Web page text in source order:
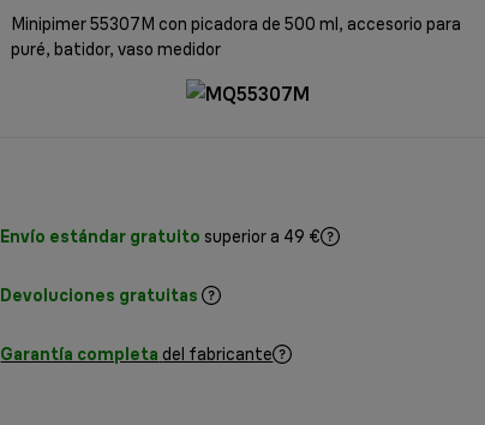
Minipimer 55307M con picadora de 500 ml, accesorio para
puré, batidor, vaso medidor
Envío estándar gratuito superior a 49 €
Devoluciones gratuitas
Garantía completa del fabricante